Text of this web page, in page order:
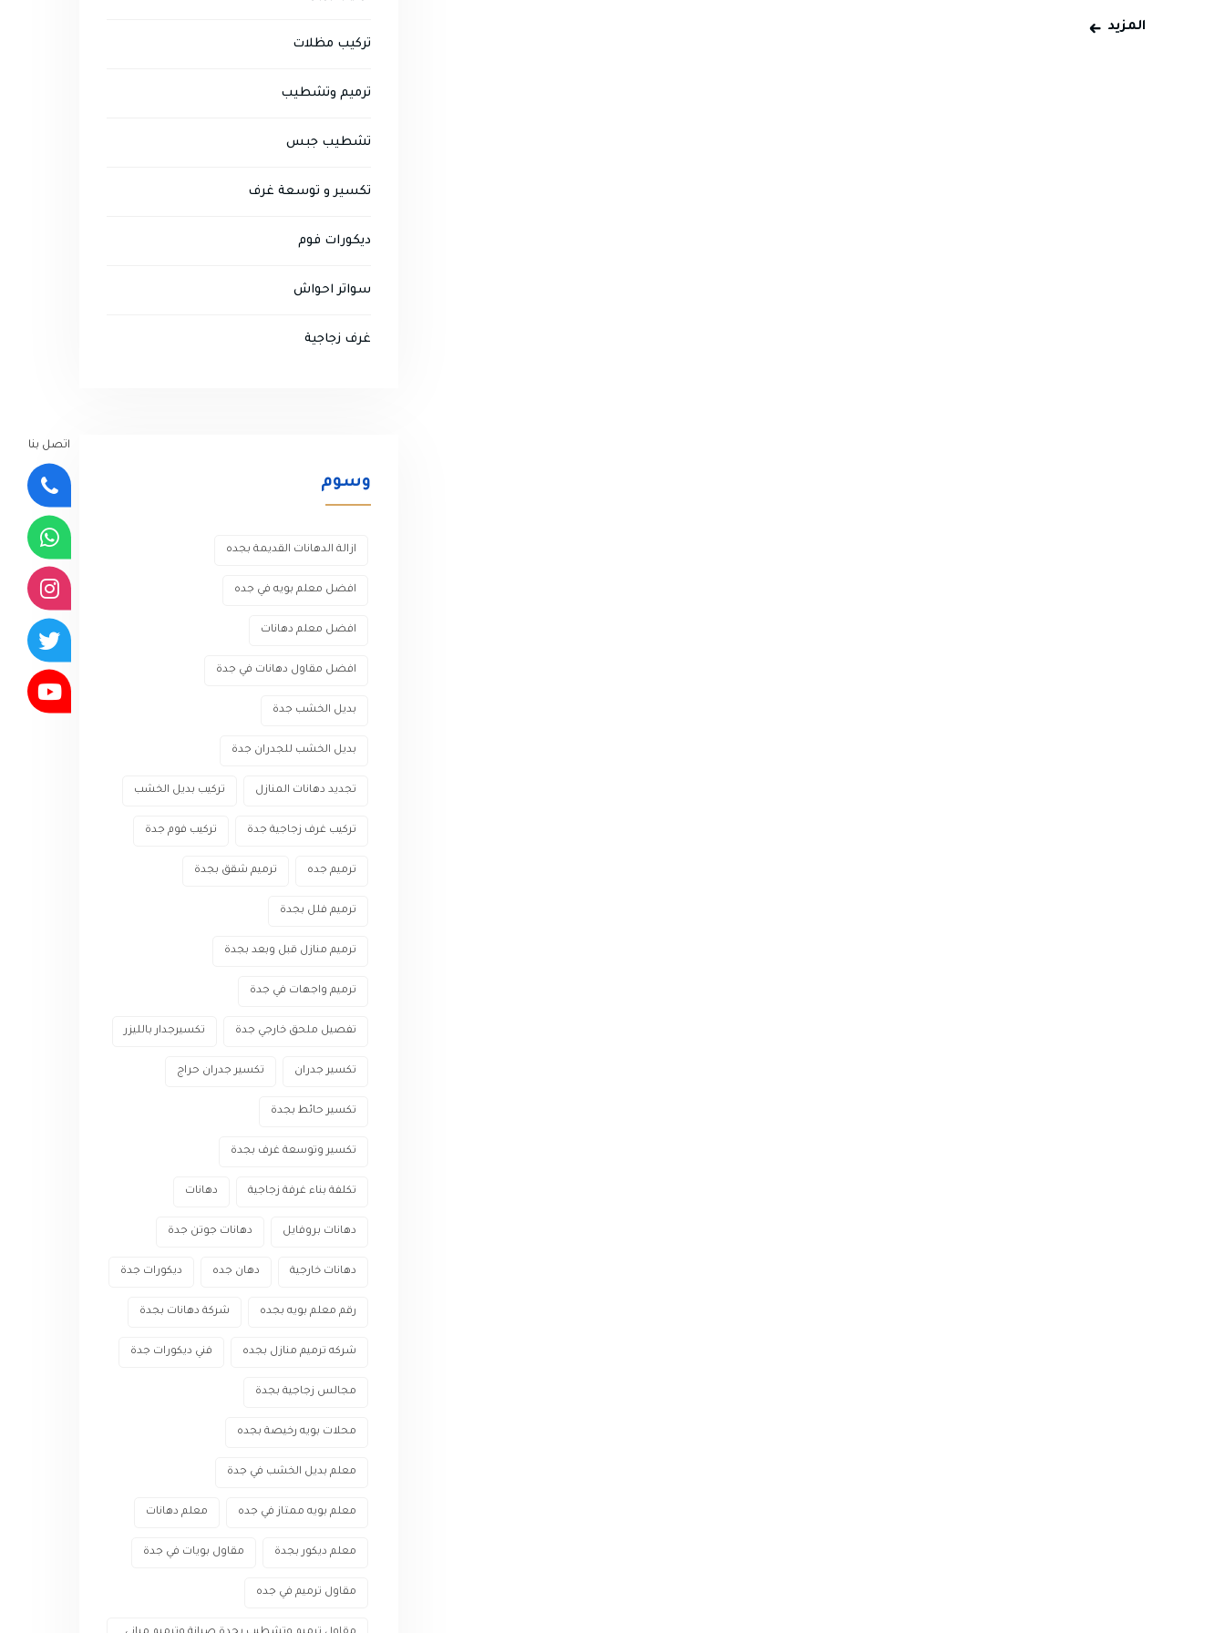
المزيد
تركيب مظلات
ترميم وتشطيب
تشطيب جبس
تكسير و توسعة غرف
ديكورات فوم
سواتر احواش
غرف زجاجية
وسوم
ازالة الدهانات القديمة بجده
افضل معلم بويه في جده
افضل معلم دهانات
افضل مقاول دهانات في جدة
بديل الخشب جدة
بديل الخشب للجدران جدة
تجديد دهانات المنازل تركيب بديل الخشب
تركيب غرف زجاجية جدة تركيب فوم جدة
ترميم جده ترميم شقق بجدة
ترميم فلل بجدة
ترميم منازل قبل وبعد بجدة
ترميم واجهات في جدة
تفصيل ملحق خارجي جدة تكسيرجدار بالليزر
تكسير جدران تكسير جدران حراج
تكسير حائط بجدة
تكسير وتوسعة غرف بجدة
تكلفة بناء غرفة زجاجية دهانات
دهانات بروفايل دهانات جوتن جدة
دهانات خارجية دهان جده ديكورات جدة
رقم معلم بويه بجده شركة دهانات بجدة
شركه ترميم منازل بجده فني ديكورات جدة
مجالس زجاجية بجدة
محلات بويه رخيصة بجده
معلم بديل الخشب في جدة
معلم بويه ممتاز في جده معلم دهانات
معلم ديكور بجدة مقاول بويات في جدة
مقاول ترميم في جده
اتصل بنا